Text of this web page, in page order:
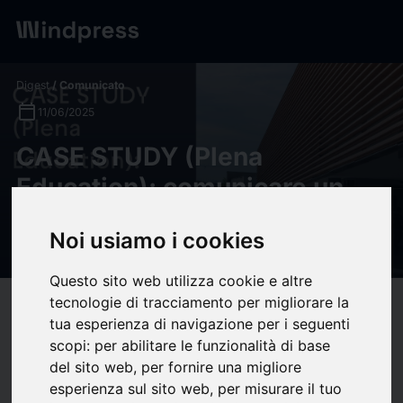
Noi usiamo i cookies
Questo sito web utilizza cookie e altre
tecnologie di tracciamento per migliorare la
tua esperienza di navigazione per i seguenti
scopi: per abilitare le funzionalità di base
del sito web, per fornire una migliore
esperienza sul sito web, per misurare il tuo
Digest/ Comunicato
calendar_today 11/06/2025
CASE STUDY (Plena
Education): comunicare un
Disclosers
Compatibilità help
(0)bookmark_borderupload Condividi
Plena Educationè un Hub Educativo e Creativo che offre agli